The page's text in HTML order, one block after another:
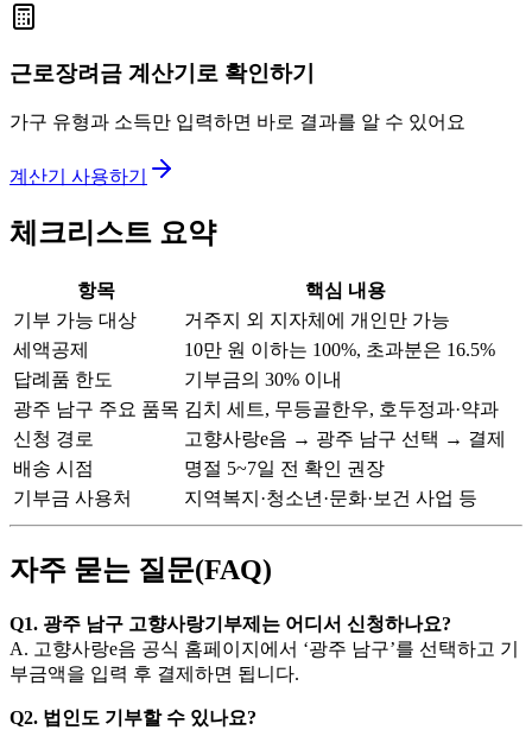
근로장려금 계산기로 확인하기
가구 유형과 소득만 입력하면 바로 결과를 알 수 있어요
계산기 사용하기
체크리스트 요약
항목
핵심 내용
기부 가능 대상
거주지 외 지자체에 개인만 가능
세액공제
10만 원 이하는 100%, 초과분은 16.5%
답례품 한도
기부금의 30% 이내
광주 남구 주요 품목 김치 세트, 무등골한우, 호두정과·약과
신청 경로
고향사랑e음 → 광주 남구 선택 → 결제
배송 시점
명절 5~7일 전 확인 권장
기부금 사용처
지역복지·청소년·문화·보건 사업 등
자주 묻는 질문(FAQ)
Q1. 광주 남구 고향사랑기부제는 어디서 신청하나요?
A. 고향사랑e음 공식 홈페이지에서 ‘광주 남구’를 선택하고 기
부금액을 입력 후 결제하면 됩니다.
Q2. 법인도 기부할 수 있나요?